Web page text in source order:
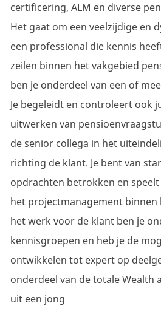
certificering, ALM en diverse
Het gaat om een veelzijdige en
een professional die kennis
zeilen binnen het vakgebied
ben je onderdeel van een of
Je begeleidt en controleert ook
uitwerken van
de senior collega in het
richting de klant. Je bent van
opdrachten betrokken en
het projectmanagement binnen
het werk voor de klant ben je
kennisgroepen en heb je de
ontwikkelen tot expert op
onderdeel van de totale Wealth
uit een jong